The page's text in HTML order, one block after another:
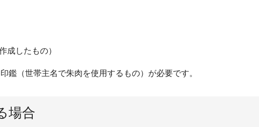
成したもの）
（世帯主名で朱肉を使用するもの）が必要です。
場合